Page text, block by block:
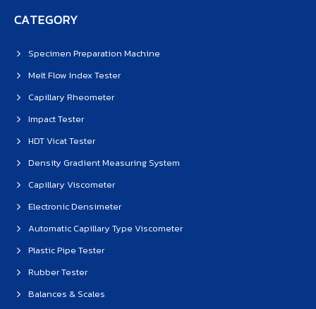
CATEGORY
Specimen Preparation Machine
Melt Flow Index Tester
Capillary Rheometer
Impact Tester
HDT Vicat Tester
Density Gradient Measuring System
Capillary Viscometer
Electronic Densimeter
Automatic Capillary Type Viscometer
Plastic Pipe Tester
Rubber Tester
Balances & Scales